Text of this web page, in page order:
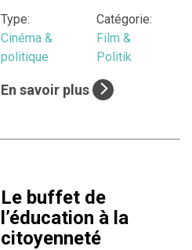
Type:
Cinéma &
politique
Catégorie:
Film &
Politik
En savoir plus
Le buffet de
l’éducation à la
citoyenneté